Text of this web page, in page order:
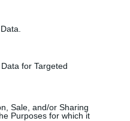
for Targeted
Sale, and/or Sharing
Purposes for which it